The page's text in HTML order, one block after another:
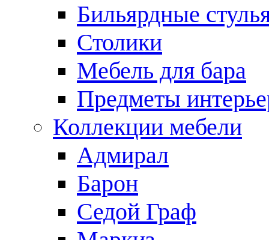
Бильярдные
Столики
Мебель для бара
Предметы
Коллекции мебели
Адмирал
Барон
Седой Граф